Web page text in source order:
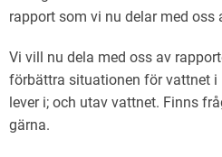
rapport som vi nu delar med oss
Vi vill nu dela med oss av
förbättra situationen för vattnet i
lever i; och utav vattnet. Finns
gärna.